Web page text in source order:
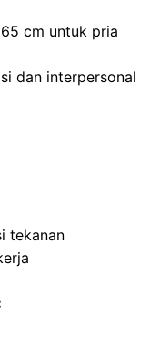
cm untuk pria
dan interpersonal
tekanan